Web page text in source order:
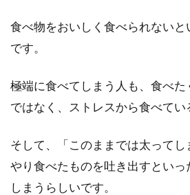
シンやビ...
食事改善は外
すめの食品を
飲み会やディナー
しいものや好きな
食べ物をおいしく食べられないと
です。
極端に食べてしまう人も、食べ
ではなく、ストレスから食べてい
そして、「このままでは太って
やり食べたものを吐き出すといっ
しまうらしいです。